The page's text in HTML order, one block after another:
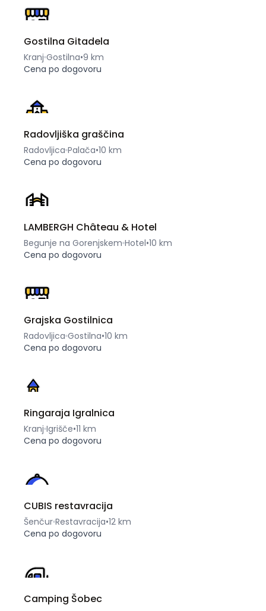
Gostilna Gitadela
Kranj Gostilna•9 km
Cena po dogovoru
Radovljiška graščina
Radovljica Palača•10 km
Cena po dogovoru
LAMBERGH Château & Hotel
Begunje na Gorenjskem Hotel•10 km
Cena po dogovoru
Grajska Gostilnica
Radovljica Gostilna•10 km
Cena po dogovoru
Ringaraja Igralnica
Kranj Igrišče•11 km
Cena po dogovoru
CUBIS restavracija
Šenčur Restavracija•12 km
Cena po dogovoru
Camping Šobec